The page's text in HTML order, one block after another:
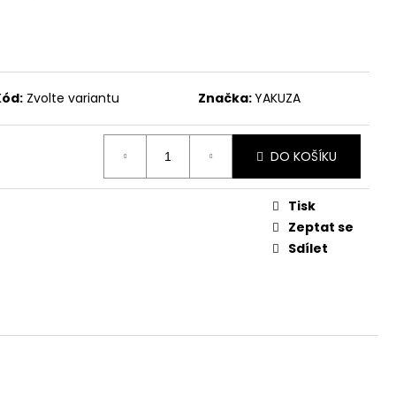
Zvolte variantu Značka:YAKUZA
DO KOŠÍKU
Tisk
Zeptat se
Sdílet